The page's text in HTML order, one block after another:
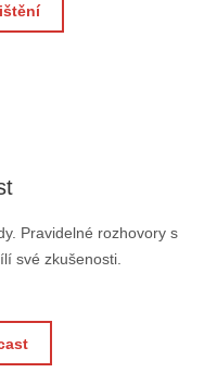
Pravidelné rozhovory s
své zkušenosti.